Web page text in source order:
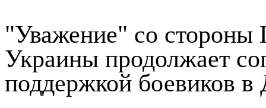
"Уважение" со стороны
Украины продолжает
поддержкой боевиков в